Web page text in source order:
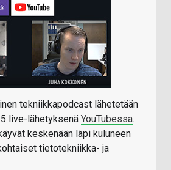
tekniikkapodcast lähetetään
live-lähetyksenä YouTubessa.
keskenään läpi kuluneen
tietotekniikka- ja